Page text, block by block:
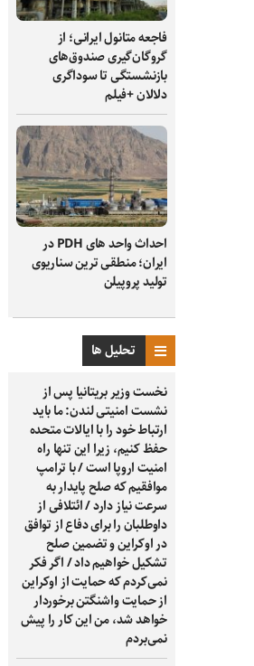
فاجعه متانول ایرانی؛ از
گروگان‌گیری صندوق‌های
بازنشستگی تا سوداگری
دلالان +فیلم
احداث واحد های PDH در
ایران؛ منطقی ترین سناریوی
تولید پروپیلن
تحلیل ها
نخست وزیر بریتانیا پس از
نشست امنیتی لندن: ما باید
ارتباط خود را با ایالات متحده
حفظ کنیم، زیرا این تنها راه
امنیت اروپا است / با ترامپ
موافقیم که صلح پایدار به
سرعت نیاز دارد / ائتلافی از
داوطلبان را برای دفاع از توافق
در اوکراین و تضمین صلح
تشکیل خواهیم داد / اگر فکر
نمی‌کردم که حمایت از اوکراین
از حمایت واشنگتن برخوردار
خواهد شد، من این کار را پیش
نمی‌بردم